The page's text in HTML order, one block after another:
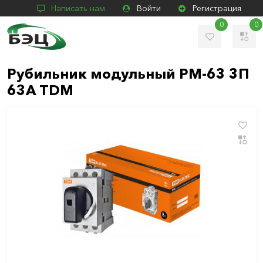
Написать нам Войти Регистрация
0 0
Рубильник модульный РМ-63 3П
63A TDM